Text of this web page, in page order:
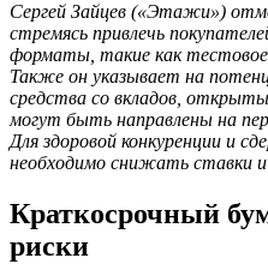
Сергей Зайцев («Этажи»)
стремясь привлечь
форматы, такие как
Также он указывает на
средства со вкладов,
могут быть направлены на
Для здоровой конкуренции и
необходимо снижать ставки
Краткосрочный
риски